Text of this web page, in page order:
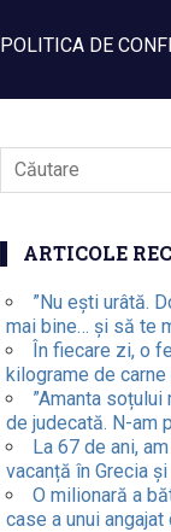
POLITICA DE
ARTICOLE
”Nu ești urâtă.
mai bine… și să te
În fiecare zi, o
kilograme de
”Amanta
de judecată. N-am
La 67 de ani,
vacanță în Grecia
O milionară a
case a unui